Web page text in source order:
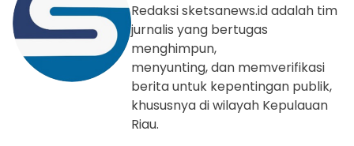
Redaksi sketsanews.id adalah tim
jurnalis yang bertugas
menghimpun,
menyunting, dan memverifikasi
berita untuk kepentingan publik,
khususnya di wilayah Kepulauan
Riau.